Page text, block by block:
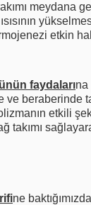
meydana
etkin
faydalarına
beraberinde
etkili
takımı
ne